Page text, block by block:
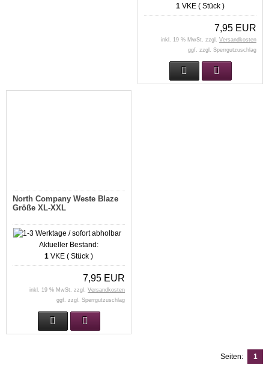
1 VKE ( Stück )
7,95 EUR
inkl. 19 % MwSt. zzgl. Versandkosten
ggf. zzgl. Sperrgutzuschlag
North Company Weste Blaze
Größe XL-XXL
Aktueller Bestand:
1 VKE ( Stück )
7,95 EUR
inkl. 19 % MwSt. zzgl. Versandkosten
ggf. zzgl. Sperrgutzuschlag
Seiten: 1